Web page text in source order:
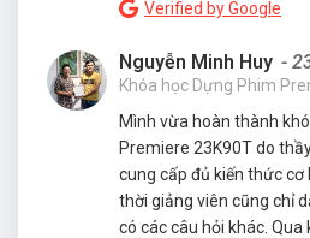
Verified by Google
Nguyễn Minh Huy -
Khóa học Dựng Phim
Mình vừa hoàn thành
Premiere 23K90T do
cung cấp đủ kiến thức
thời giảng viên cũng chỉ
có các câu hỏi khác.